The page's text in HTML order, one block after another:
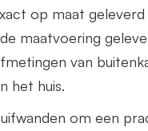
op maat
maatvoering
van
het huis.
om een